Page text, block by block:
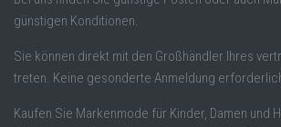
günstigen Konditionen.
Sie können direkt mit den Großhändler Ihres
treten. Keine gesonderte Anmeldung
Kaufen Sie Markenmode für Kinder, Damen und